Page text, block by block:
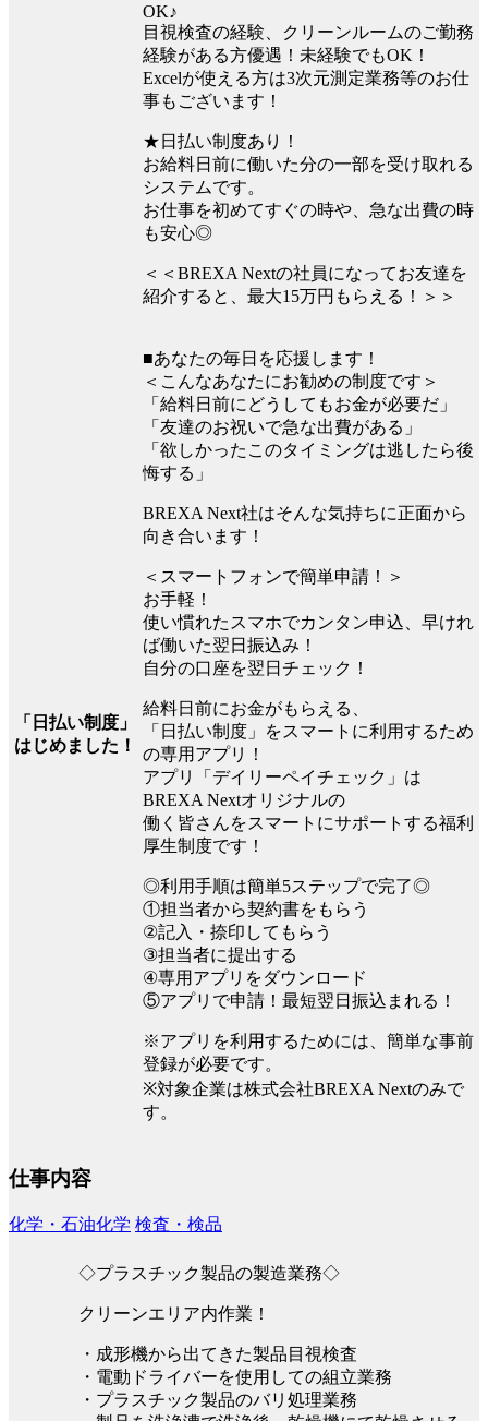
OK♪
目視検査の経験、クリーンルームのご勤務
経験がある方優遇！未経験でもOK！
Excelが使える方は3次元測定業務等のお仕
事もございます！
★日払い制度あり！
お給料日前に働いた分の一部を受け取れる
システムです。
お仕事を初めてすぐの時や、急な出費の時
も安心◎
＜＜BREXA Nextの社員になってお友達を
紹介すると、最大15万円もらえる！＞＞
「日払い制度」
はじめました！
■あなたの毎日を応援します！
＜こんなあなたにお勧めの制度です＞
「給料日前にどうしてもお金が必要だ」
「友達のお祝いで急な出費がある」
「欲しかったこのタイミングは逃したら後
悔する」
BREXA Next社はそんな気持ちに正面から
向き合います！
＜スマートフォンで簡単申請！＞
お手軽！
使い慣れたスマホでカンタン申込、早けれ
ば働いた翌日振込み！
自分の口座を翌日チェック！
給料日前にお金がもらえる、
「日払い制度」をスマートに利用するため
の専用アプリ！
アプリ「デイリーペイチェック」は
BREXA Nextオリジナルの
働く皆さんをスマートにサポートする福利
厚生制度です！
◎利用手順は簡単5ステップで完了◎
①担当者から契約書をもらう
②記入・捺印してもらう
③担当者に提出する
④専用アプリをダウンロード
⑤アプリで申請！最短翌日振込まれる！
※アプリを利用するためには、簡単な事前
登録が必要です。
※対象企業は株式会社BREXA Nextのみで
す。
仕事内容
化学・石油化学 検査・検品
◇プラスチック製品の製造業務◇
クリーンエリア内作業！
・成形機から出てきた製品目視検査
・電動ドライバーを使用しての組立業務
・プラスチック製品のバリ処理業務